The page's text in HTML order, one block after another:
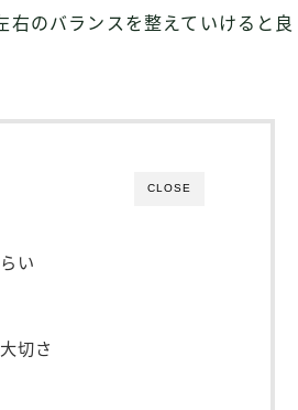
右のバランスを整えていけると良
CLOSE
い
切さ